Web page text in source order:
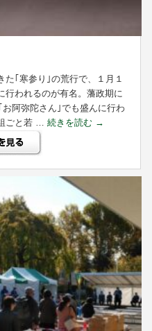
｢寒参り｣の荒行で、１月１
行われるのが有名。藩政期に
阿弥陀さん｣でも盛んに行わ
ごと若 …続きを読む →